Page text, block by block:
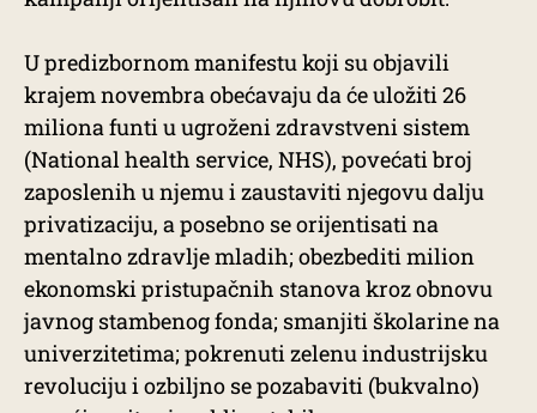
U predizbornom manifestu koji su objavili
krajem novembra obećavaju da će uložiti 26
miliona funti u ugroženi zdravstveni sistem
(National health service, NHS), povećati broj
zaposlenih u njemu i zaustaviti njegovu dalju
privatizaciju, a posebno se orijentisati na
mentalno zdravlje mladih; obezbediti milion
ekonomski pristupačnih stanova kroz obnovu
javnog stambenog fonda; smanjiti školarine na
univerzitetima; pokrenuti zelenu industrijsku
revoluciju i ozbiljno se pozabaviti (bukvalno)